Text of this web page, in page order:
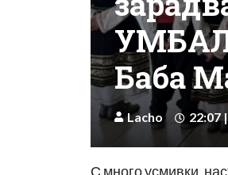
УМБАЛ
Баба
Lacho 22:07
С много усмивки,